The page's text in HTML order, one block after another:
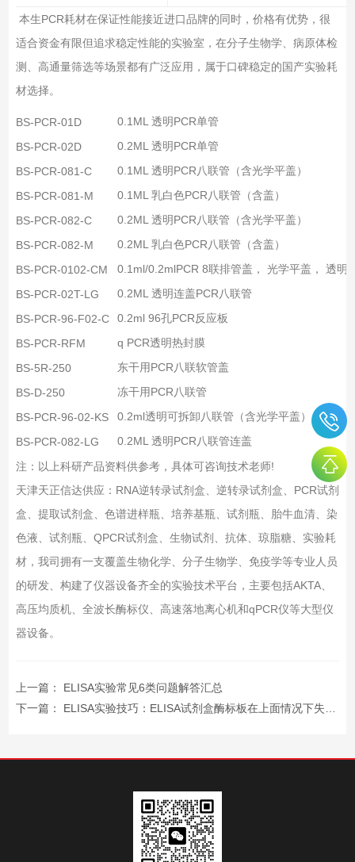
本生PCR耗材在保证性能接近进口品牌的同时，价格有优势，很
适合资金有限但追求稳定性能的实验室，在分子生物学、病原体检
测、高通量筛选等场景都有广泛应用，属于口碑稳定的国产实验耗
材选择。
BS-PCR-01D
0.1ML 透明PCR单管
BS-PCR-02D
0.2ML 透明PCR单管
BS-PCR-081-C
0.1ML 透明PCR八联管（含光学平盖）
BS-PCR-081-M
0.1ML 乳白色PCR八联管（含盖）
BS-PCR-082-C
0.2ML 透明PCR八联管（含光学平盖）
BS-PCR-082-M
0.2ML 乳白色PCR八联管（含盖）
BS-PCR-0102-CM
0.1ml/0.2mlPCR 8联排管盖， 光学平盖， 透明
BS-PCR-02T-LG
0.2ML 透明连盖PCR八联管
BS-PCR-96-F02-C
0.2ml 96孔PCR反应板
BS-PCR-RFM
q PCR透明热封膜
BS-5R-250
东干用PCR八联软管盖
BS-D-250
冻干用PCR八联管
BS-PCR-96-02-KS
0.2ml透明可拆卸八联管（含光学平盖）
BS-PCR-082-LG
0.2ML 透明PCR八联管连盖
注：以上科研产品资料供参考，具体可咨询技术老师!
天津天正信达供应：RNA逆转录试剂盒、逆转录试剂盒、PCR试剂
盒、提取试剂盒、色谱进样瓶、培养基瓶、试剂瓶、胎牛血清、染
色液、试剂瓶、QPCR试剂盒、生物试剂、抗体、琼脂糖、实验耗
材，我司拥有一支覆盖生物化学、分子生物学、免疫学等专业人员
的研发、构建了仪器设备齐全的实验技术平台，主要包括AKTA、
高压均质机、全波长酶标仪、高速落地离心机和qPCR仪等大型仪
器设备。
上一篇： ELISA实验常见6类问题解答汇总
下一篇： ELISA实验技巧：ELISA试剂盒酶标板在上面情况下失效？